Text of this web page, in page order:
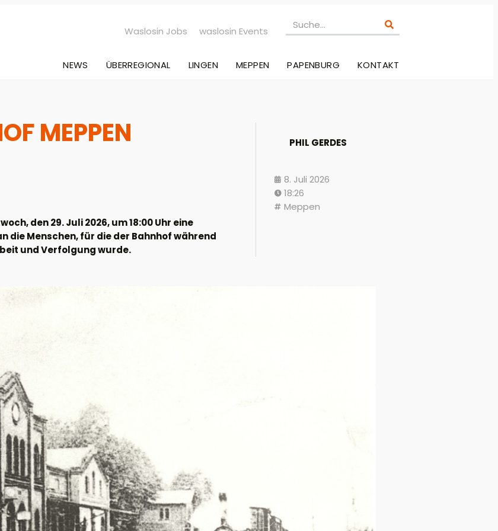
Waslosin Jobs waslosin Events
NEWS ÜBERREGIONAL LINGEN MEPPEN PAPENBURG KONTAKT
MEPPEN
den 29. Juli 2026, um 18:00 Uhr eine
die Menschen, für die der Bahnhof während
und Verfolgung wurde.
PHIL GERDES
8. Juli 2026
18:26
Meppen